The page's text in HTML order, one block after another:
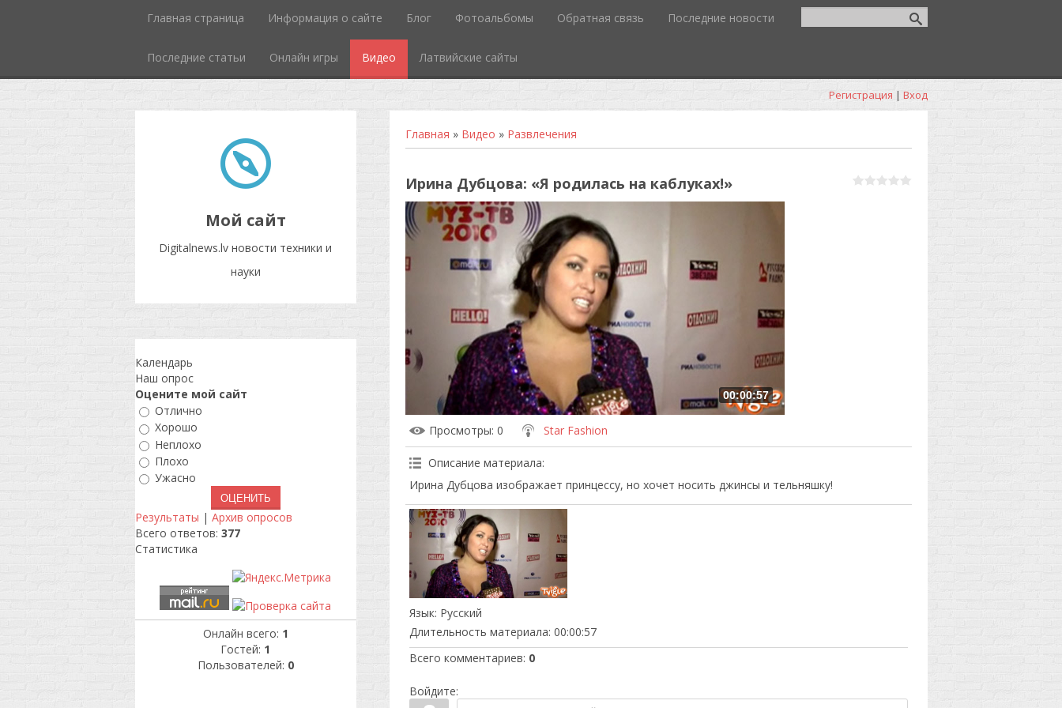
Главная страница Информация о сайте Блог Фотоальбомы Обратная связь Последние новости
Последние статьи Онлайн игры Видео Латвийские сайты
Регистрация | Вход
Мой сайт
Digitalnews.lv новости техники и
науки
Главная » Видео » Развлечения
Ирина Дубцова: «Я родилась на каблуках!»
00:00:57
Просмотры: 0 Star Fashion
Описание материала:
Ирина Дубцова изображает принцессу, но хочет носить джинсы и тельняшку!
Язык: Русский
Длительность материала: 00:00:57
Всего комментариев: 0
Войдите:
Календарь
Наш опрос
Оцените мой сайт
Отлично
Хорошо
Неплохо
Плохо
Ужасно
Результаты | Архив опросов
Всего ответов: 377
Статистика
Онлайн всего: 1
Гостей: 1
Пользователей: 0